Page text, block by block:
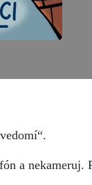
a nekameruj.